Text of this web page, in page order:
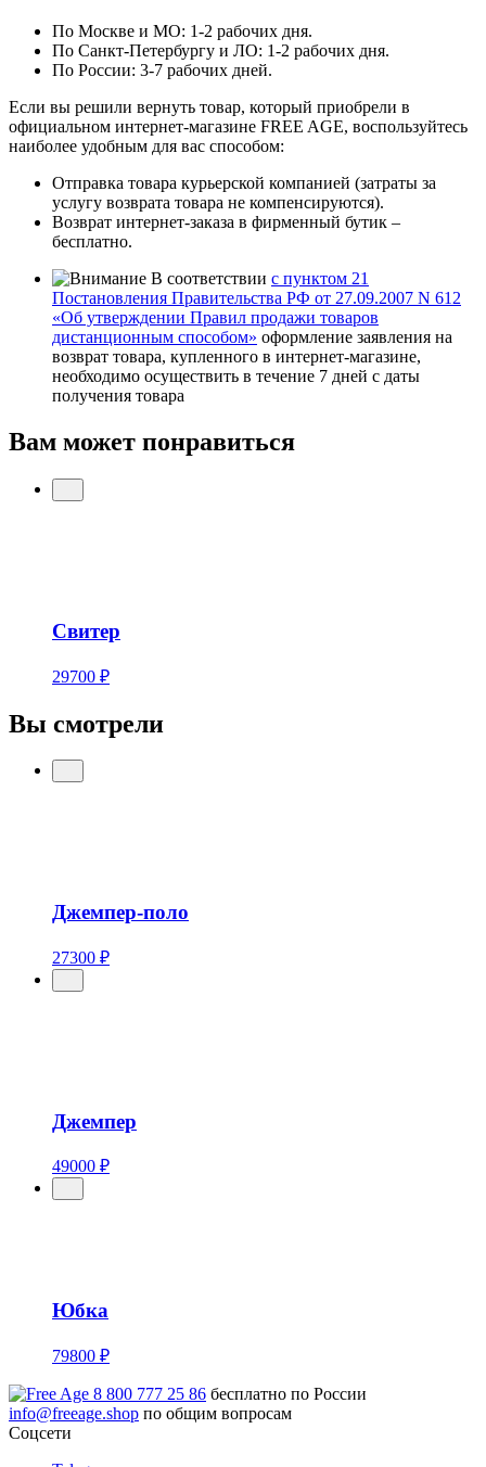
По Москве и МО: 1-2 рабочих дня.
По Санкт-Петербургу и ЛО: 1-2 рабочих дня.
По России: 3-7 рабочих дней.
Если вы решили вернуть товар, который приобрели в
официальном интернет-магазине FREE AGE, воспользуйтесь
наиболее удобным для вас способом:
Отправка товара курьерской компанией (затраты за
услугу возврата товара не компенсируются).
Возврат интернет-заказа в фирменный бутик –
бесплатно.
В соответствии с пунктом 21
Постановления Правительства РФ от 27.09.2007 N 612
«Об утверждении Правил продажи товаров
дистанционным способом» оформление заявления на
возврат товара, купленного в интернет-магазине,
необходимо осуществить в течение 7 дней с даты
получения товара
Вам может понравиться
Свитер
29700 ₽
Вы смотрели
Джемпер-поло
27300 ₽
Джемпер
49000 ₽
Юбка
79800 ₽
8 800 777 25 86 бесплатно по России
info@freeage.shop по общим вопросам
Соцсети